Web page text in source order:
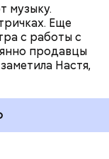
музыку.
Еще
с работы с
продавцы
Настя,